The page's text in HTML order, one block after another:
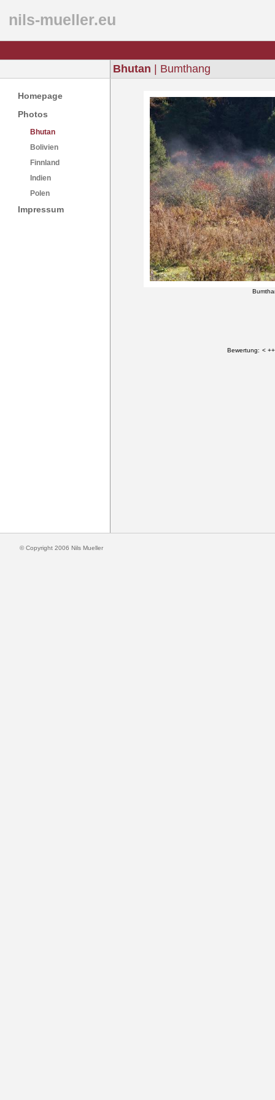
nils-mueller.eu
Bhutan | Bumthang
Homepage
Photos
Bhutan
Bolivien
Finnland
Indien
Polen
Impressum
Bewertung: <
© Copyright 2006 Nils Mueller